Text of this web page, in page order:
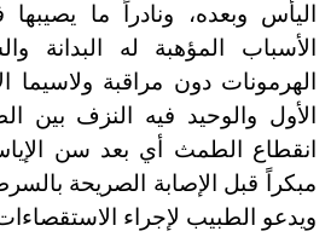
اليأس وبعده، ونادراً ما
الأسباب المؤهبة له البدانة
الهرمونات دون مراقبة ولاسيما
الأول والوحيد فيه النزف بين
انقطاع الطمث أي بعد سن
مبكراً قبل الإصابة الصريحة
ويدعو الطبيب لإجراء